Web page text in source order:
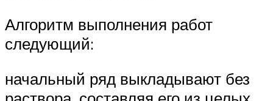
Алгоритм выполнения работ
следующий:
начальный ряд выкладывают без